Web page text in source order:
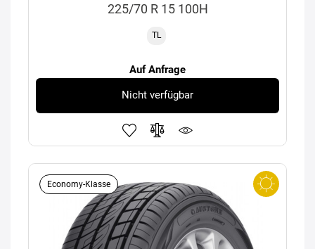
225/70 R 15 100H
TL
Auf Anfrage
Nicht verfügbar
Economy-Klasse